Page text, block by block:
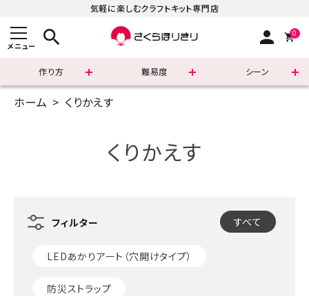
気軽に楽しむクラフトキット専門店
メニュー search person 0
作り方 難易度 シーン
まずはこちら
ホーム くりかえす
くりかえす
すべて
LEDあかりアート（穴開けタイプ）
防災ストラップ